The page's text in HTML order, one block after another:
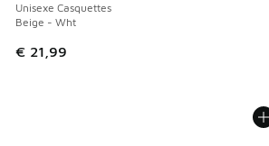
Unisexe Casquettes
Beige - Wht
€ 21,99